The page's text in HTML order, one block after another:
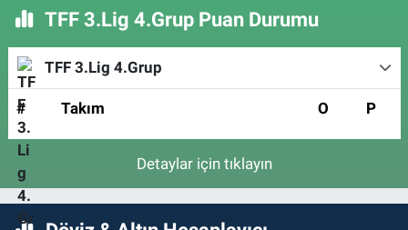
TFF 3.Lig 4.Grup Puan Durumu
TFF 3.Lig 4.Grup
# Takım O P
Detaylar için tıklayın